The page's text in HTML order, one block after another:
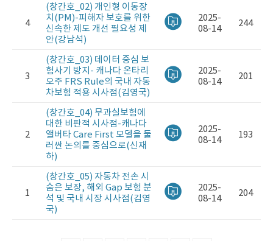
4
(창간호_02) 개인형 이동장
치(PM)-피해자 보호를 위한
신속한 제도 개선 필요성 제
안(강남석)
2025-
08-14
244
3
(창간호_03) 데이터 중심 보
험사기 방지- 캐나다 온타리
오주 FRS Rule의 국내 자동
차보험 적용 시사점(김영국)
2025-
08-14
201
2
(창간호_04) 무과실보험에
대한 비판적 시사점-캐나다
앨버타 Care First 모델을 둘
러싼 논의를 중심으로(신재
하)
2025-
08-14
193
1
(창간호_05) 자동차 전손 시
숨은 보장, 해외 Gap 보험 분
석 및 국내 시장 시사점(김영
국)
2025-
08-14
204